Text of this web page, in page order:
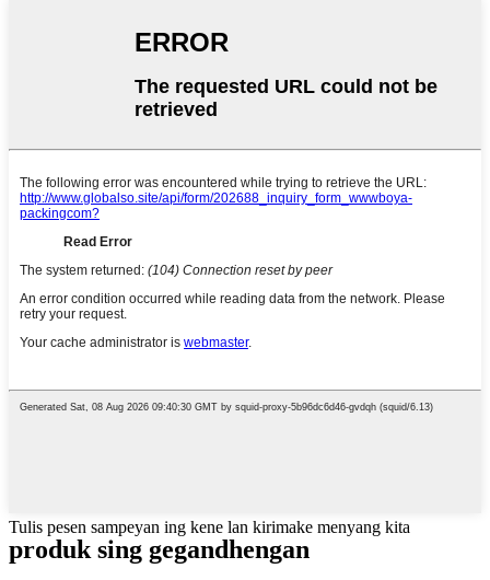
Tulis pesen sampeyan ing kene lan kirimake menyang kita
produk sing gegandhengan